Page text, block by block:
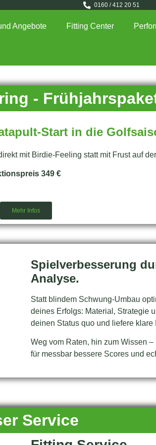
0160 / 412 20 51
Angebote Fitting Center
-
Start in die
mit Birdie-Feeling statt mit Frust auf
349 €
Mehr Infos
Spielverbesserung
Analyse.
Statt blindem Schwung-Umbau
deines Erfolgs: Material, Strategie
deinen Status quo und liefere klare
Weg vom Raten, hin zum Wissen
für messbar bessere Scores und
Service